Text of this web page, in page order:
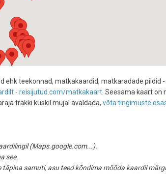
ehk teekonnad, matkakaardid, matkaradade pildid -
- reisijutud.com/matkakaart . Seesama kaart on
träkki kuskil mujal avaldada, võta tingimuste
(Maps.google.com...).
see.
samuti, asu teed kõndima mööda kaardil